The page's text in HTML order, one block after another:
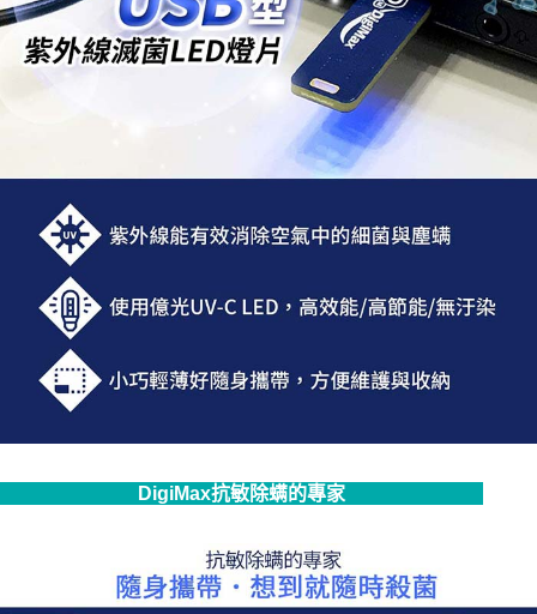
DigiMax抗敏除螨的專家